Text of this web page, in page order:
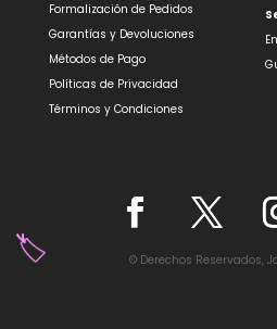
Formalización de Pedidos
Garantías y Devoluciones
Métodos de Pago
Políticas de Privacidad
Términos y Condiciones
© Derechos Reservados,